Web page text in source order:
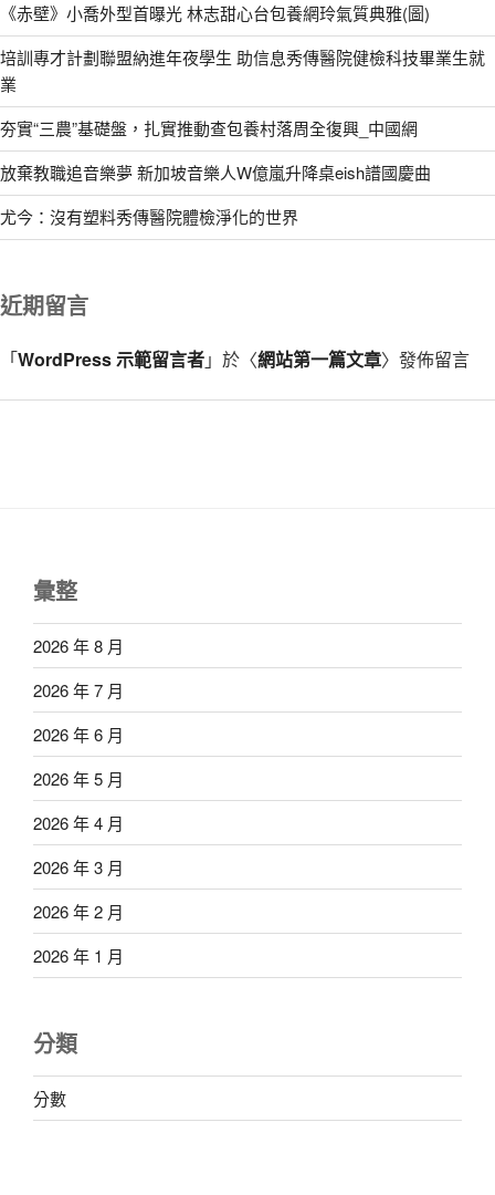
《赤壁》小喬外型首曝光 林志甜心台包養網玲氣質典雅(圖)
培訓專才計劃聯盟納進年夜學生 助信息秀傳醫院健檢科技畢業生就
業
夯實“三農”基礎盤，扎實推動查包養村落周全復興_中國網
放棄教職追音樂夢 新加坡音樂人W億嵐升降桌eish譜國慶曲
尤今：沒有塑料秀傳醫院體檢淨化的世界
近期留言
「WordPress 示範留言者」於〈網站第一篇文章〉發佈留言
彙整
2026 年 8 月
2026 年 7 月
2026 年 6 月
2026 年 5 月
2026 年 4 月
2026 年 3 月
2026 年 2 月
2026 年 1 月
分類
分數